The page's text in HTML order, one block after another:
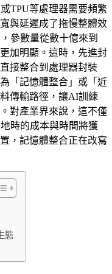
TPU等處理器需要頻繁
與延遲成了拖慢整體效
參數量從數十億來到
加明顯。這時，先進封
接整合到處理器封裝
「記憶體整合」或「近
傳輸路徑，讓AI訓練
對產業界來說，這不僅
時的成本與時間將獲
，記憶體整合正在改寫
態